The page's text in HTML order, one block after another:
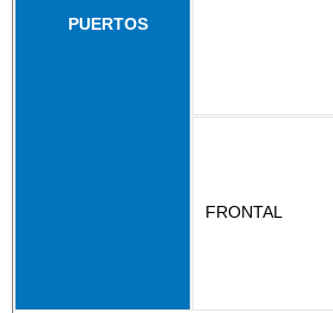
PUERTOS
FRONTAL